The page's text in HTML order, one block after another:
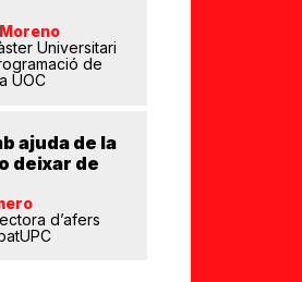
Universitari
de
UOC
ajuda de la
deixar de
d’afers